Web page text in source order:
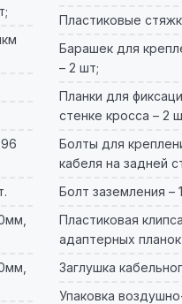
Пластиковые
Барашек для
– 2 шт;
Планки для
стенке кросса – 2
Болты для
кабеля на задней
Болт заземления –
Пластиковая
адаптерных
Заглушка
Упаковка